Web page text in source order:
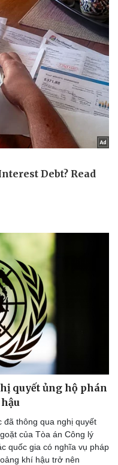
quyết ủng hộ phán
đã thông qua nghị quyết
của Tòa án Công lý
quốc gia có nghĩa vụ pháp
khí hậu trở nên